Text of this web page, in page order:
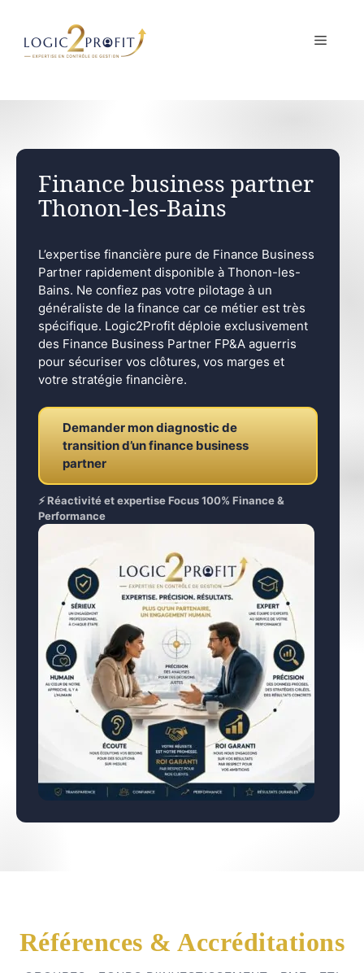
contenu
MENU
Finance business partner
Thonon-les-Bains
L’expertise financière pure de Finance Business
Partner rapidement disponible à Thonon-les-
Bains. Ne confiez pas votre pilotage à un
généraliste de la finance car ce métier est très
spécifique. Logic2Profit déploie exclusivement
des Finance Business Partner FP&A aguerris
pour sécuriser vos clôtures, vos marges et
votre stratégie financière.
Demander mon diagnostic de
transition d’un finance business
partner
⚡ Réactivité et expertise Focus 100% Finance &
Performance
Références & Accréditations